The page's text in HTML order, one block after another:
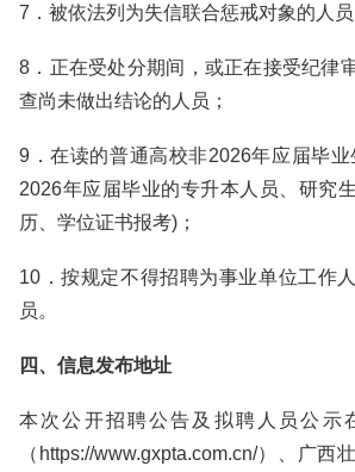
7．被依法列为失信联合惩戒对象的人员
8．正在受处分期间，或正在接受纪律
查尚未做出结论的人员；
9．在读的普通高校非2026年应届毕
2026年应届毕业的专升本人员、研究
历、学位证书报考)；
10．按规定不得招聘为事业单位工作
员。
四、信息发布地址
本次公开招聘公告及拟聘人员公示
（https://www.gxpta.com.cn/）、广西